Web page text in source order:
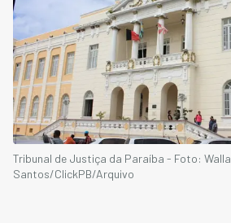
Tribunal de Justiça da Paraíba - Foto: Walla
Santos/ClickPB/Arquivo